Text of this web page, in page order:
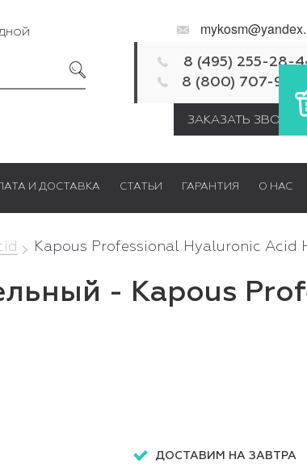
8 (495) 255-28-
8 (800) 707-92-
ЗАКАЗАТЬ ЗВОНОК
И ДОСТАВКА СТАТЬИ ГАРАНТИЯ О НАС
Kapous Professional Hyaluronic Acid
- Kapous
ДОСТАВИМ НА ЗАВТРА